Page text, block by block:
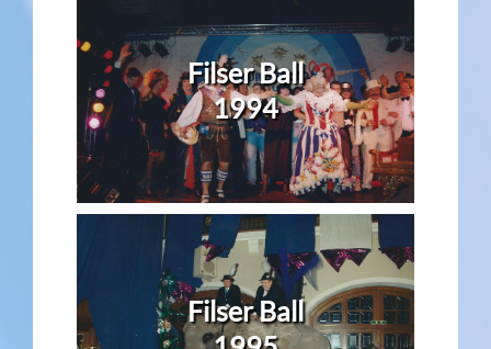
Filser Ball
1994
Filser Ball